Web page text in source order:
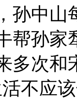
孙中山
帮孙家
多次和
不应